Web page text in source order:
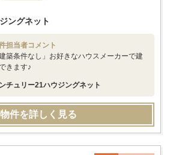
ングネット
担当者コメント
建築条件なし」お好きなハウスメーカーで建
きます♪
チュリー21ハウジングネット
物件を詳しく見る